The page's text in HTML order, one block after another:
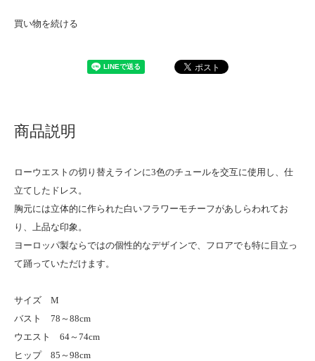
買い物を続ける
商品説明
ローウエストの切り替えラインに3色のチュールを交互に使用し、仕
立てしたドレス。
胸元には立体的に作られた白いフラワーモチーフがあしらわれてお
り、上品な印象。
ヨーロッパ製ならではの個性的なデザインで、フロアでも特に目立っ
て踊っていただけます。
サイズ M
バスト 78～88cm
ウエスト 64～74cm
ヒップ 85～98cm